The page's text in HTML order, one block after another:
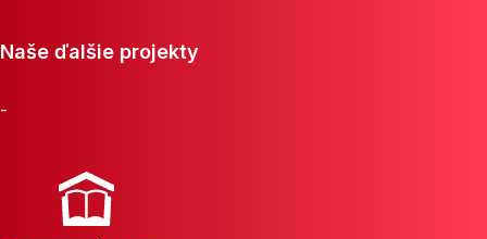
Naše ďalšie projekty
-